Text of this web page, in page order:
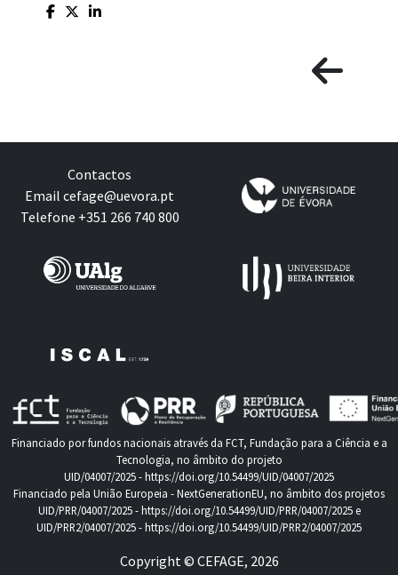
Contactos
Email cefage@uevora.pt
Telefone +351 266 740 800
Financiado por fundos nacionais através da FCT, Fundação para a Ciência e a
Tecnologia, no âmbito do projeto
UID/04007/2025 -https://doi.org/10.54499/UID/04007/2025
Financiado pela União Europeia - NextGenerationEU, no âmbito dos projetos
UID/PRR/04007/2025 -https://doi.org/10.54499/UID/PRR/04007/2025e
UID/PRR2/04007/2025 -https://doi.org/10.54499/UID/PRR2/04007/2025
Copyright © CEFAGE, 2026